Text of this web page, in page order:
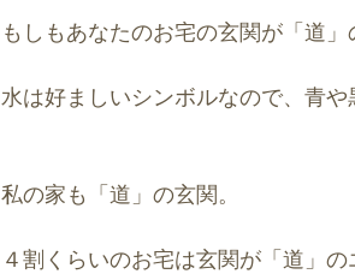
もしもあなたのお宅の玄関が「道」
水は好ましいシンボルなので、青
私の家も「道」の玄関。
４割くらいのお宅は玄関が「道」の